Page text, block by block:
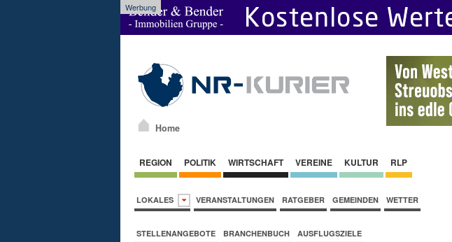
Werbung
Home
REGION POLITIK WIRTSCHAFT VEREINE KULTUR RLP
LOKALES VERANSTALTUNGEN RATGEBER GEMEINDEN WETTER
STELLENANGEBOTE BRANCHENBUCH AUSFLUGSZIELE